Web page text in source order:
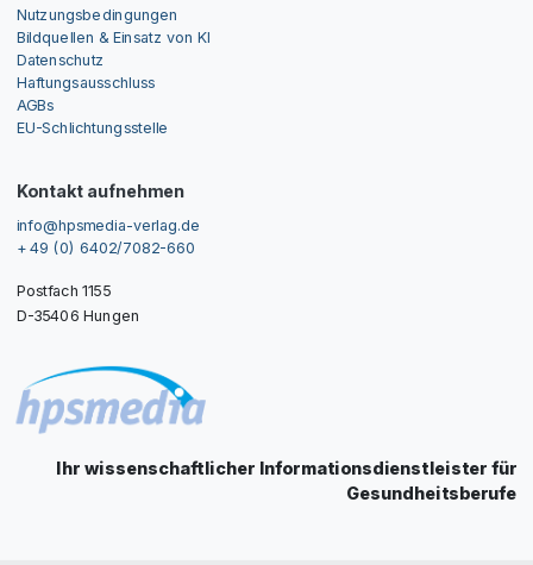
Nutzungsbedingungen
Bildquellen & Einsatz von KI
Datenschutz
Haftungsausschluss
AGBs
EU-Schlichtungsstelle
Kontakt aufnehmen
info@hpsmedia-verlag.de
+ 49 (0) 6402/7082-660
Postfach 1155
D-35406 Hungen
Ihr wissenschaftlicher Informationsdienstleister für
Gesundheitsberufe